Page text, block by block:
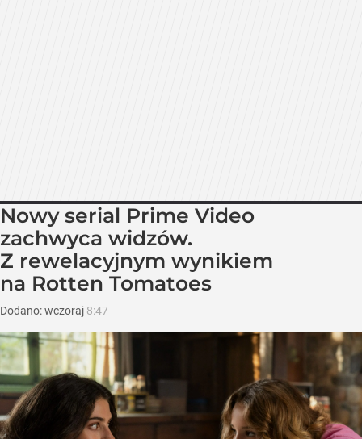
Nowy serial Prime Video
zachwyca widzów.
Z rewelacyjnym wynikiem
na Rotten Tomatoes
Dodano:wczoraj 8:47